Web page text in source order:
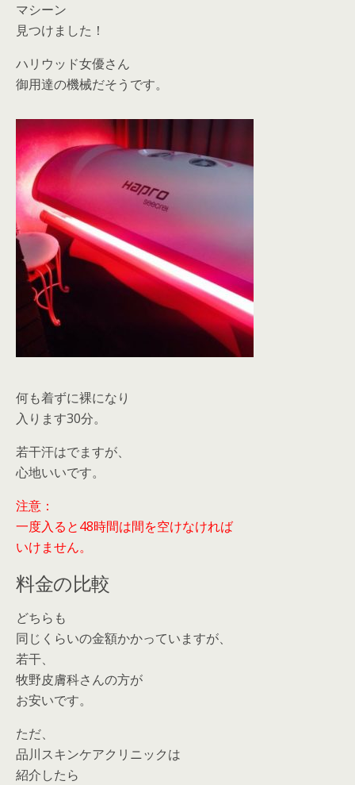
マシーン
見つけました！
ハリウッド女優さん
御用達の機械だそうです。
何も着ずに裸になり
入ります30分。
若干汗はでますが、
心地いいです。
注意：
一度入ると48時間は間を空けなければ
いけません。
料金の比較
どちらも
同じくらいの金額かかっていますが、
若干、
牧野皮膚科さんの方が
お安いです。
ただ、
品川スキンケアクリニックは
紹介したら